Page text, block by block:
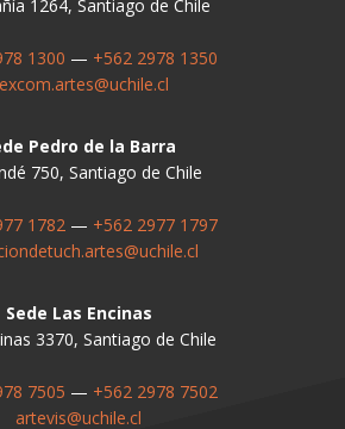
1264, Santiago de Chile
1300 — +562 2978 1350
Pedro de la Barra
750, Santiago de Chile
1782— +562 2977 1797
Sede Las Encinas
3370, Santiago de Chile
7505 — +562 2978 7502
artevis@uchile.cl